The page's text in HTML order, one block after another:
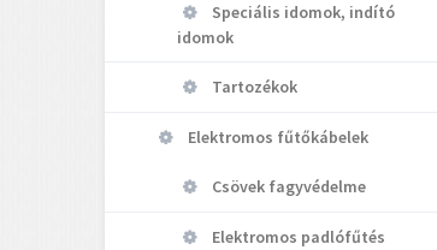
Speciális idomok, indító
idomok
Tartozékok
Elektromos fűtőkábelek
Csövek fagyvédelme
Elektromos padlófűtés